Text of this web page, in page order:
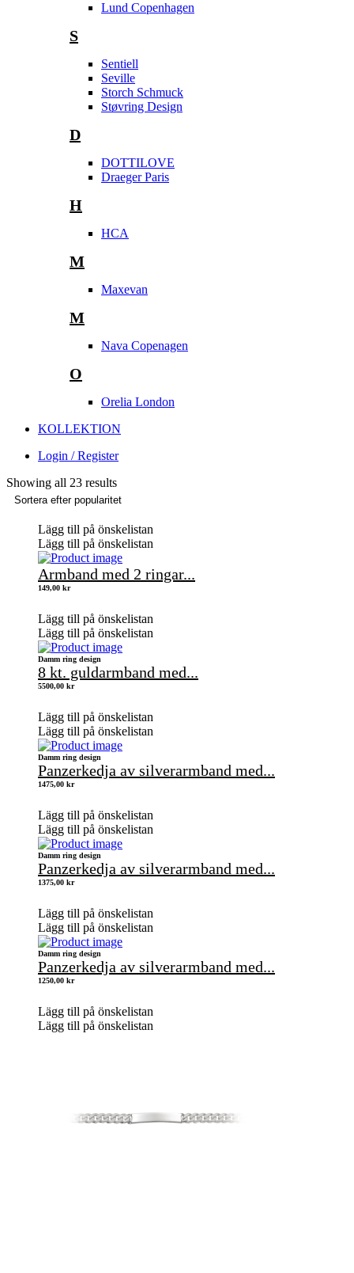
Lund Copenhagen
S
Sentiell
Seville
Storch Schmuck
Støvring Design
D
DOTTILOVE
Draeger Paris
H
HCA
M
Maxevan
M
Nava Copenagen
O
Orelia London
KOLLEKTION
Login / Register
Showing all 23 results
Lägg till på önskelistan
Lägg till på önskelistan
Armband med 2 ringar...
149,00 kr
Lägg till på önskelistan
Lägg till på önskelistan
Damm ring design
8 kt. guldarmband med...
5500,00 kr
Lägg till på önskelistan
Lägg till på önskelistan
Damm ring design
Panzerkedja av silverarmband med...
1475,00 kr
Lägg till på önskelistan
Lägg till på önskelistan
Damm ring design
Panzerkedja av silverarmband med...
1375,00 kr
Lägg till på önskelistan
Lägg till på önskelistan
Damm ring design
Panzerkedja av silverarmband med...
1250,00 kr
Lägg till på önskelistan
Lägg till på önskelistan